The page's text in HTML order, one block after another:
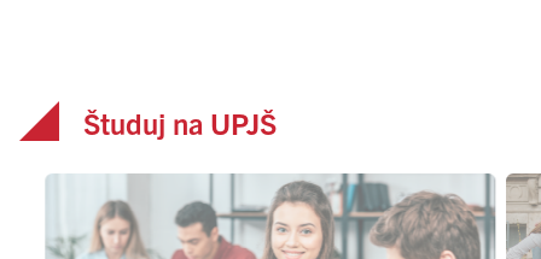
Študuj na UPJŠ